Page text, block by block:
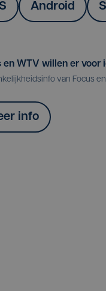
Android
en WTV willen er voor
van Focus
info